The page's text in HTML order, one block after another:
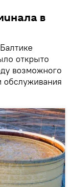
в
открыто
возможного
обслуживания